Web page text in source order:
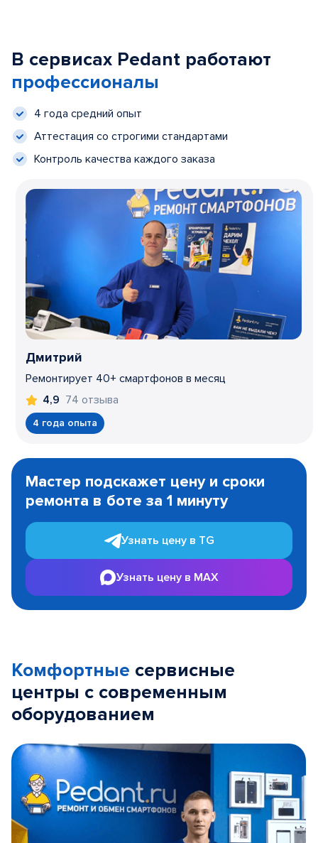
В сервисах Pedant работают
профессионалы
4 года средний опыт
Аттестация со строгими стандартами
Контроль качества каждого заказа
Дмитрий
Ремонтирует 40+ смартфонов в месяц
4,9 74 отзыва
4 года опыта
1
Мастер подскажет цену и сроки
ремонта в боте за 1 минуту
Узнать цену в TG
Узнать цену в MAX
Комфортные сервисные
центры с современным
оборудованием